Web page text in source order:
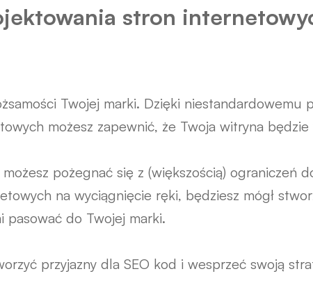
stron
Twojej marki. Dzięki niestandardowemu
możesz zapewnić, że Twoja witryna będzie
pożegnać się z (większością) ograniczeń
na wyciągnięcie ręki, będziesz mógł
pasować do Twojej marki.
przyjazny dla SEO kod i wesprzeć swoją